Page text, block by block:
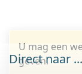
U mag een
geven.
Direct naar ...